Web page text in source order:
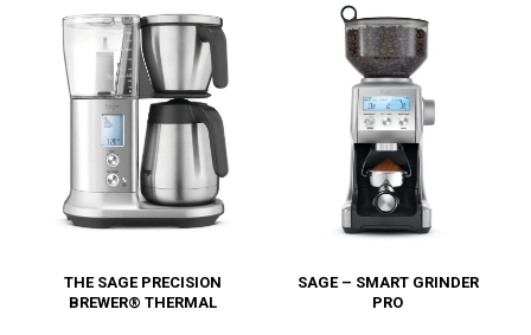
THE SAGE PRECISION
BREWER® THERMAL
SAGE – SMART GRINDER
PRO